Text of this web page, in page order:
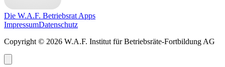
Die W.A.F. Betriebsrat Apps
ImpressumDatenschutz
Copyright © 2026 W.A.F. Institut für Betriebsräte-Fortbildung AG